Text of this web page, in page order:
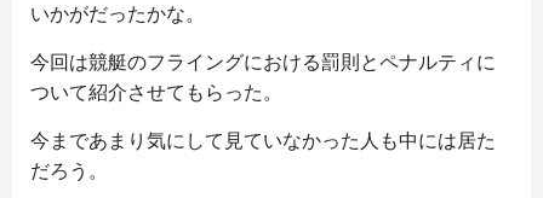
いかがだったかな。
今回は競艇のフライングにおける罰則とペナルティに
ついて紹介させてもらった。
今まであまり気にして見ていなかった人も中には居た
だろう。